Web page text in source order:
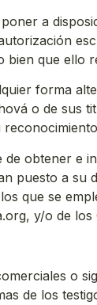
a
que ello
forma
o de sus
de obtener e
puesto a su
que se
y/o de los
o
de los